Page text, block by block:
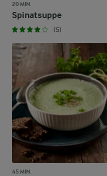
20 MIN.
Spinatsuppe
(5)
45 MIN.